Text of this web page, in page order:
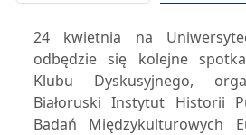
24 kwietnia na
odbędzie się kolejne
Klubu Dyskusyjnego,
Białoruski Instytut Historii
Badań Międzykulturowych